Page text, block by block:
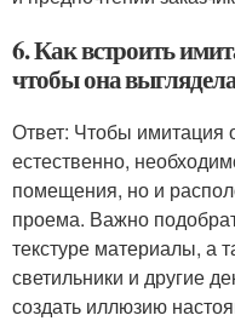
6. Как встроить
чтобы она
Ответ: Чтобы имитация
естественно,
помещения, но и
проема. Важно
текстуре материалы, а
светильники и другие
создать иллюзию